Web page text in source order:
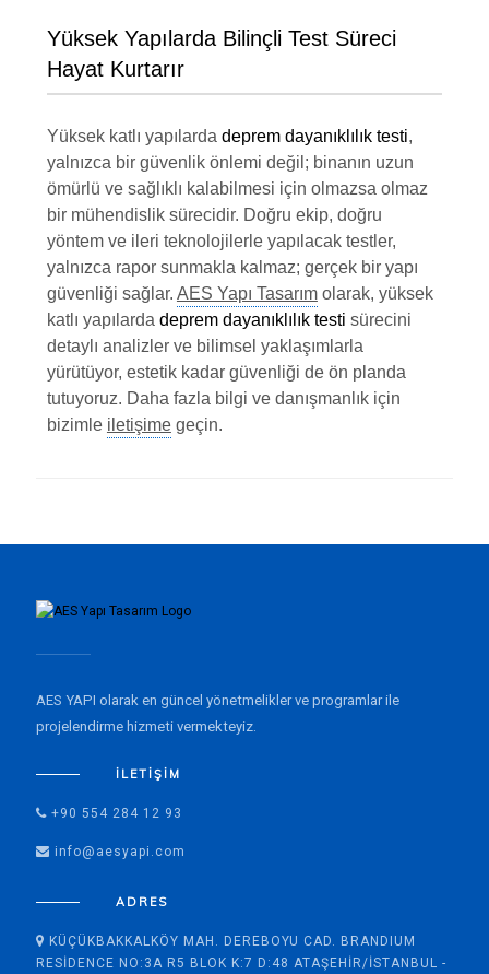
Yüksek Yapılarda Bilinçli Test Süreci
Hayat Kurtarır
Yüksek katlı yapılarda deprem dayanıklılık testi,
yalnızca bir güvenlik önlemi değil; binanın uzun
ömürlü ve sağlıklı kalabilmesi için olmazsa olmaz
bir mühendislik sürecidir. Doğru ekip, doğru
yöntem ve ileri teknolojilerle yapılacak testler,
yalnızca rapor sunmakla kalmaz; gerçek bir yapı
güvenliği sağlar. AES Yapı Tasarımolarak, yüksek
katlı yapılarda deprem dayanıklılık testi sürecini
detaylı analizler ve bilimsel yaklaşımlarla
yürütüyor, estetik kadar güvenliği de ön planda
tutuyoruz. Daha fazla bilgi ve danışmanlık için
bizimle iletişimegeçin.
AES YAPI olarak en güncel yönetmelikler ve programlar ile
projelendirme hizmeti vermekteyiz.
İLETIŞIM
+90 554 284 12 93
info@aesyapi.com
ADRES
KÜÇÜKBAKKALKÖY MAH. DEREBOYU CAD. BRANDIUM
RESIDENCE NO:3A R5 BLOK K:7 D:48 ATAŞEHIR/İSTANBUL -